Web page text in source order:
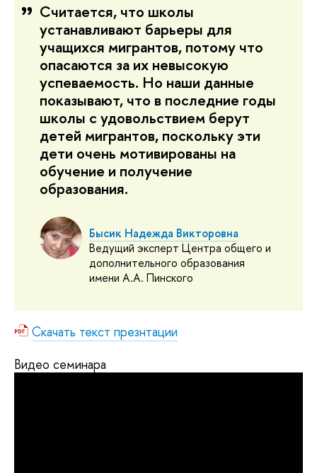
Считается, что школы
устанавливают барьеры для
учащихся мигрантов, потому что
опасаются за их невысокую
успеваемость. Но наши данные
показывают, что в последние годы
школы с удовольствием берут
детей мигрантов, поскольку эти
дети очень мотивированы на
обучение и получение
образования.
Бысик Надежда Викторовна
Ведущий эксперт Центра общего и
дополнительного образования
имени А.А. Пинского
Скачать текст презнтации
Видео семинара